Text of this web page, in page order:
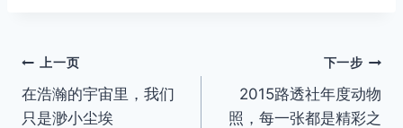
文
章
上一页
在浩瀚的宇宙里，我们
只是渺小尘埃
下一步
2015路透社年度动物
照，每一张都是精彩之